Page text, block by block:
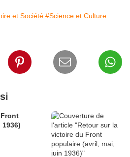
et Société #Science et Culture